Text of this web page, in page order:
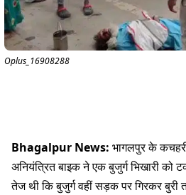
Oplus_16908288
Bhagalpur News: भागलपुर के
अनियंत्रित बाइक ने एक बुजुर्ग भिखारी को
तेज थी कि बुजुर्ग वहीं सड़क पर गिरकर बुरी